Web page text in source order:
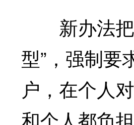
新办法把
型”，强制要
户，在个人
和个人都负担